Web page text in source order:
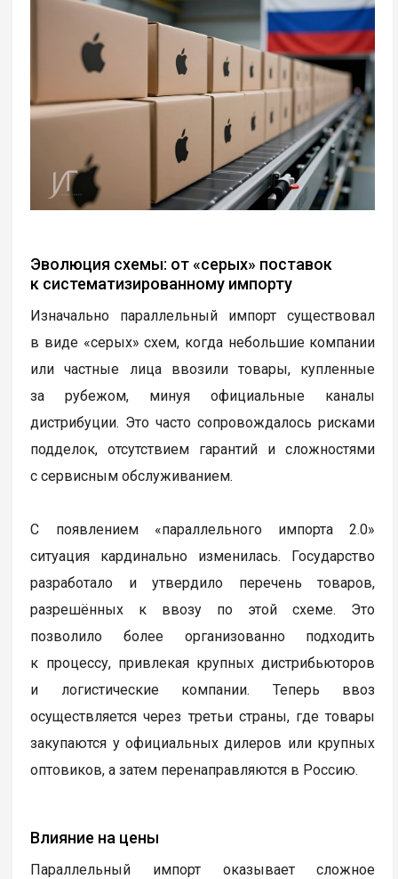
Эволюция схемы: от «серых» поставок
к систематизированному импорту
Изначально параллельный импорт существовал
в виде «серых» схем, когда небольшие компании
или частные лица ввозили товары, купленные
за рубежом, минуя официальные каналы
дистрибуции. Это часто сопровождалось рисками
подделок, отсутствием гарантий и сложностями
с сервисным обслуживанием.
С появлением «параллельного импорта 2.0»
ситуация кардинально изменилась. Государство
разработало и утвердило перечень товаров,
разрешённых к ввозу по этой схеме. Это
позволило более организованно подходить
к процессу, привлекая крупных дистрибьюторов
и логистические компании. Теперь ввоз
осуществляется через третьи страны, где товары
закупаются у официальных дилеров или крупных
оптовиков, а затем перенаправляются в Россию.
Влияние на цены
Параллельный импорт оказывает сложное